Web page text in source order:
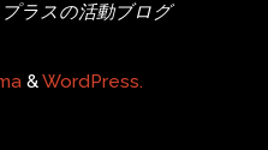
ラスの活動ブログ
&WordPress.